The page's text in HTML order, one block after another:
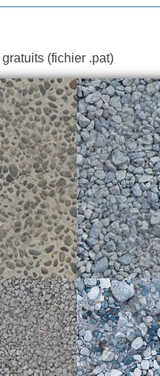
gratuits (fichier .pat)